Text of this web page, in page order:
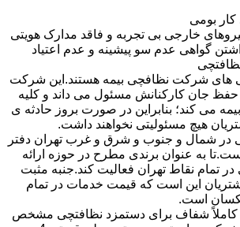
کار بومی
خارجی بی تجربه و فاقد مدارک هویتی
گواهی عدم سو پیشینه و عدم اعتیاد
های شرکت نظافچی بیمه هستند.این شرکت
حفظ جان کارکنانش مسئول می داند و کلیه
می کند؛ بنابراین در صورت بروز حادثه ی
هیچ مسئولیتی نخواهند داشت.
شمال و جنوب و شرق و غرب تهران دفتر
به عنوان برندی مطرح در حوزه ارائه
تمام نقاط تهران فعالیت کند.جنبه مثبت
این است که قیمت خدمات در تمام
است.
شفاف برای دستمزد نظافتچی مشخص